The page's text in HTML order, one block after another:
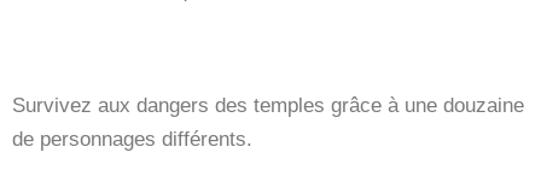
Survivez aux dangers des temples grâce à une douzaine
de personnages différents.